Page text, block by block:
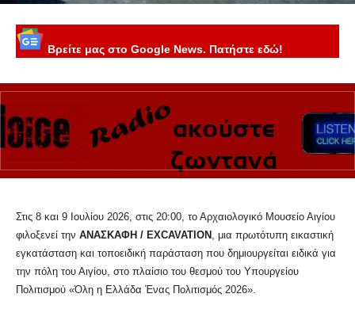
Βρείτε μας στο Google News. Πατήστε εδώ!
Στις 8 και 9 Ιουλίου 2026, στις 20:00, το Αρχαιολογικό Μουσείο Αιγίου
φιλοξενεί την ΑΝΑΣΚΑΦΗ / EXCAVATION , μια πρωτότυπη εικαστική
εγκατάσταση και τοποειδική παράσταση που δημιουργείται ειδικά για
την πόλη του Αιγίου, στο πλαίσιο του θεσμού του Υπουργείου
Πολιτισμού «Όλη η Ελλάδα Ένας Πολιτισμός 2026».